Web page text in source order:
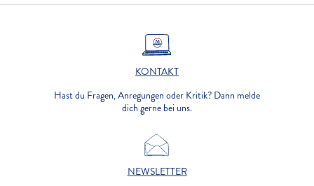
KONTAKT
Hast du Fragen, Anregungen oder Kritik? Dann melde
dich gerne bei uns.
NEWSLETTER